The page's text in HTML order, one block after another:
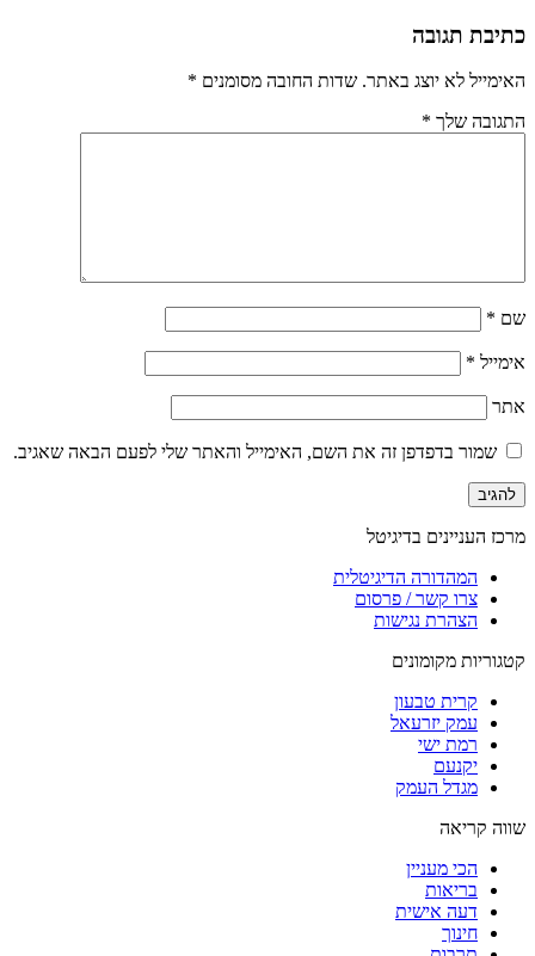
כתיבת תגובה
האימייל לא יוצג באתר. שדות החובה מסומנים *
התגובה שלך *
שם *
אימייל *
אתר
שמור בדפדפן זה את השם, האימייל והאתר שלי לפעם הבאה שאגיב.
מרכז העניינים בדיגיטל
המהדורה הדיגיטלית
צרו קשר / פרסום
הצהרת נגישות
קטגוריות מקומונים
קרית טבעון
עמק יזרעאל
רמת ישי
יקנעם
מגדל העמק
שווה קריאה
הכי מעניין
בריאות
דעה אישית
חינוך